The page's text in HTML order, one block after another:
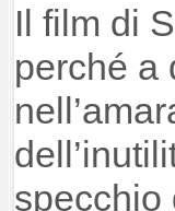
Il film di
perché a
specchio